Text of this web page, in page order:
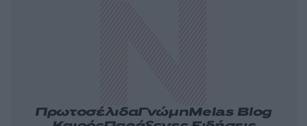
ΠρωτοσέλιδαΓνώμηMelas Blog